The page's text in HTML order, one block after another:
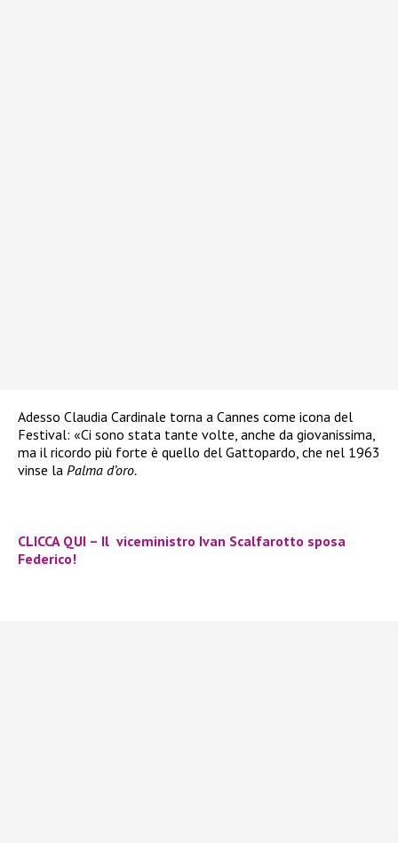
Adesso Claudia Cardinale torna a Cannes come icona del
Festival: «Ci sono stata tante volte, anche da giovanissima,
ma il ricordo più forte è quello del Gattopardo, che nel 1963
vinse la Palma d’oro.
CLICCA QUI – Il viceministro Ivan Scalfarotto sposa
Federico!